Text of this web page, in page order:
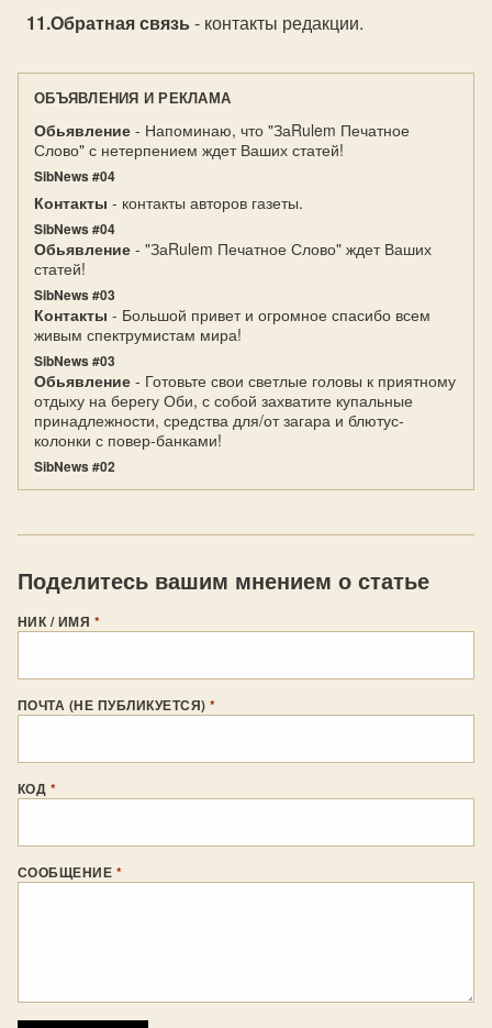
Обратная связь - контакты редакции.
ОБЪЯВЛЕНИЯ И РЕКЛАМА
Обьявление - Напоминаю, что "ЗаRulem Печатное
Слово" с нетерпением ждет Ваших статей!
SibNews #04
Контакты - контакты авторов газеты.
SibNews #04
Обьявление - "ЗаRulem Печатное Слово" ждет Ваших
статей!
SibNews #03
Контакты - Большой привет и огромное спасибо всем
живым спектрумистам мира!
SibNews #03
Обьявление - Готовьте свои светлые головы к приятному
отдыху на берегу Оби, с собой захватите купальные
принадлежности, средства для/от загара и блютус-
колонки с повер-банками!
SibNews #02
Поделитесь вашим мнением о статье
НИК / ИМЯ *
ПОЧТА (НЕ ПУБЛИКУЕТСЯ)*
КОД *
СООБЩЕНИЕ *